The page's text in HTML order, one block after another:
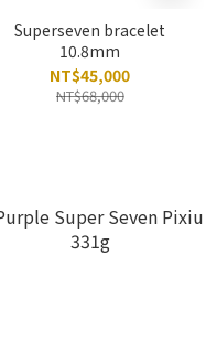
Superseven bracelet
10.8mm
NT$45,000
NT$68,000